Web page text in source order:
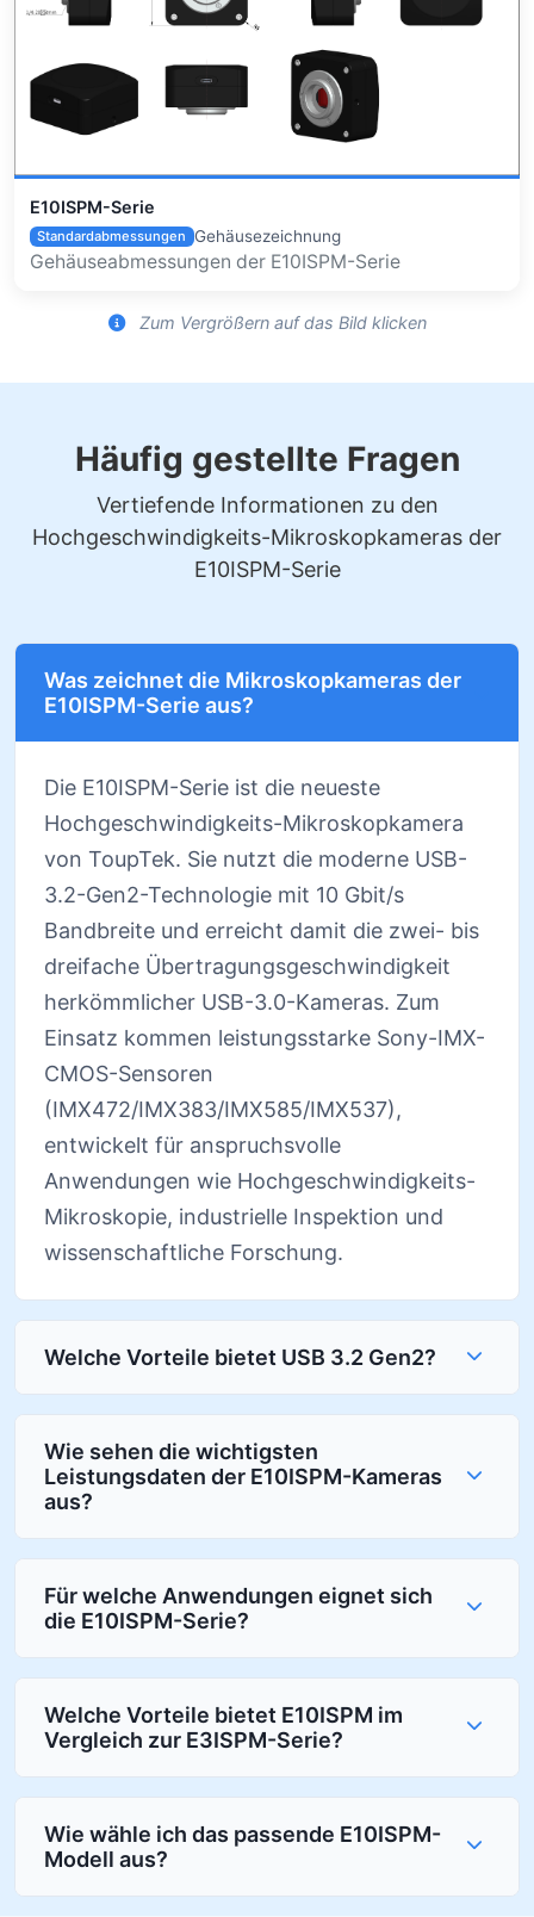
E10ISPM-Serie
Standardabmessungen Gehäusezeichnung
Gehäuseabmessungen der E10ISPM-Serie
Zum Vergrößern auf das Bild klicken
Häufig gestellte Fragen
Vertiefende Informationen zu den
Hochgeschwindigkeits-Mikroskopkameras der
E10ISPM-Serie
Was zeichnet die Mikroskopkameras der
E10ISPM-Serie aus?
Die E10ISPM-Serie ist die neueste
Hochgeschwindigkeits-Mikroskopkamera
von ToupTek. Sie nutzt die moderne USB-
3.2-Gen2-Technologie mit 10 Gbit/s
Bandbreite und erreicht damit die zwei- bis
dreifache Übertragungsgeschwindigkeit
herkömmlicher USB-3.0-Kameras. Zum
Einsatz kommen leistungsstarke Sony-IMX-
CMOS-Sensoren
(IMX472/IMX383/IMX585/IMX537),
entwickelt für anspruchsvolle
Anwendungen wie Hochgeschwindigkeits-
Mikroskopie, industrielle Inspektion und
wissenschaftliche Forschung.
Welche Vorteile bietet USB 3.2 Gen2?
Wie sehen die wichtigsten
Leistungsdaten der E10ISPM-Kameras
aus?
Für welche Anwendungen eignet sich
die E10ISPM-Serie?
Welche Vorteile bietet E10ISPM im
Vergleich zur E3ISPM-Serie?
Wie wähle ich das passende E10ISPM-
Modell aus?